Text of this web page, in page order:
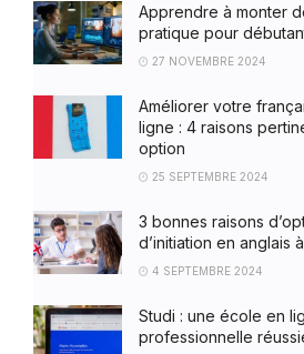
Apprendre à monter
pratique pour
27 NOVEMBRE 2024
Améliorer votre
ligne : 4 raisons
option
25 SEPTEMBRE 2024
3 bonnes raisons
d’initiation en anglais
4 SEPTEMBRE 2024
Studi : une école en
professionnelle